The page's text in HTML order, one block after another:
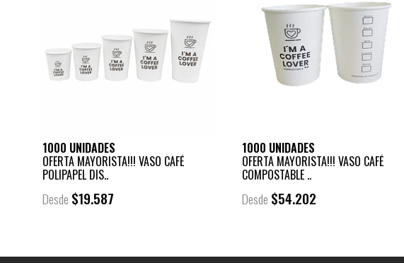
1000 UNIDADES
OFERTA MAYORISTA!!! VASO CAFÉ
POLIPAPEL DIS..
Desde $19.587
1000 UNIDADES
OFERTA MAYORISTA!!! VASO CAFÉ
COMPOSTABLE ..
Desde $54.202